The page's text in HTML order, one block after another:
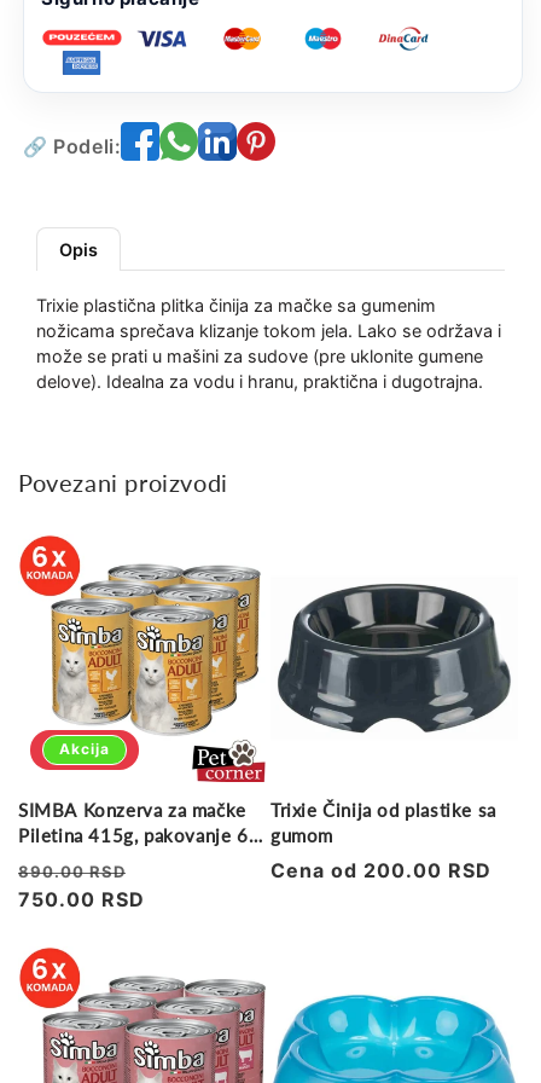
🔗 Podeli:
Opis
Trixie plastična plitka činija za mačke sa gumenim
nožicama sprečava klizanje tokom jela. Lako se održava i
može se prati u mašini za sudove (pre uklonite gumene
delove). Idealna za vodu i hranu, praktična i dugotrajna.
Povezani proizvodi
Akcija
SIMBA Konzerva za mačke
Piletina 415g, pakovanje 6
kom
Regularna
cena
890.00 RSD
cena
750.00 RSD
Trixie Činija od plastike sa
gumom
Regularna
Cena od 200.00 RSD